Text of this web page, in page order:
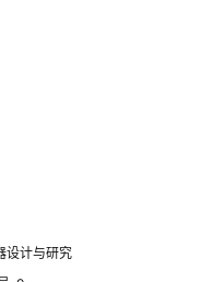
设计与研究